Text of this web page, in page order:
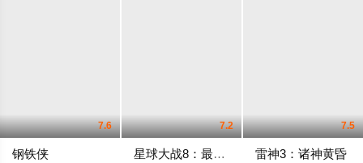
7.6
钢铁侠
7.2
星球大战8：最后的绝地武士
7.5
雷神3：诸神黄昏